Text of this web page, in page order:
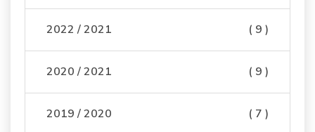
2022 / 2021 ( 9 )
2020 / 2021 ( 9 )
2019 / 2020 ( 7 )